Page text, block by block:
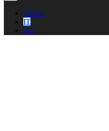
Global
IT
US